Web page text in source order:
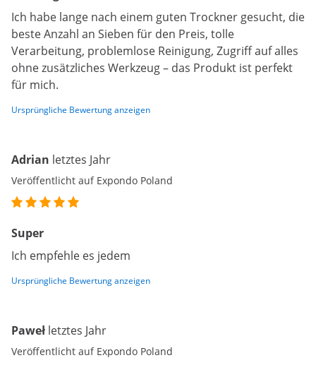
Ich habe lange nach einem guten Trockner gesucht, die
beste Anzahl an Sieben für den Preis, tolle
Verarbeitung, problemlose Reinigung, Zugriff auf alles
ohne zusätzliches Werkzeug – das Produkt ist perfekt
für mich.
Ursprüngliche Bewertung anzeigen
Adrian letztes Jahr
Veröffentlicht auf Expondo Poland
Super
Ich empfehle es jedem
Ursprüngliche Bewertung anzeigen
Paweł letztes Jahr
Veröffentlicht auf Expondo Poland